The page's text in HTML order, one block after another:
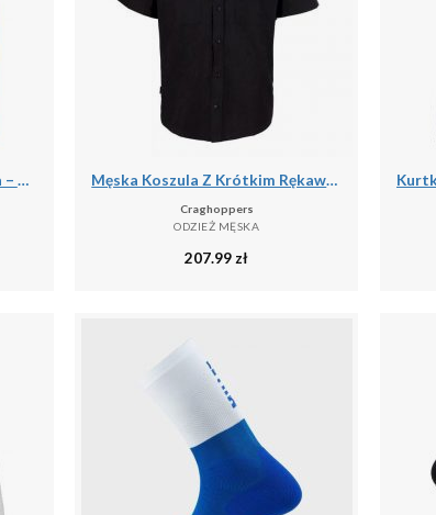
Kurtka Storm Pomarańczowa – Męska Termiczna Kurtka Kolarska Męska Koszula Z Krótkim Rękawem Expert Kiwi
Craghoppers
ODZIEŻ MĘSKA
207.99 zł